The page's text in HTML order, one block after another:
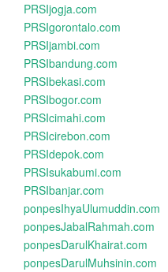
PRSIjogja.com
PRSIgorontalo.com
PRSIjambi.com
PRSIbandung.com
PRSIbekasi.com
PRSIbogor.com
PRSIcimahi.com
PRSIcirebon.com
PRSIdepok.com
PRSIsukabumi.com
PRSIbanjar.com
ponpesIhyaUlumuddin.com
ponpesJabalRahmah.com
ponpesDarulKhairat.com
ponpesDarulMuhsinin.com